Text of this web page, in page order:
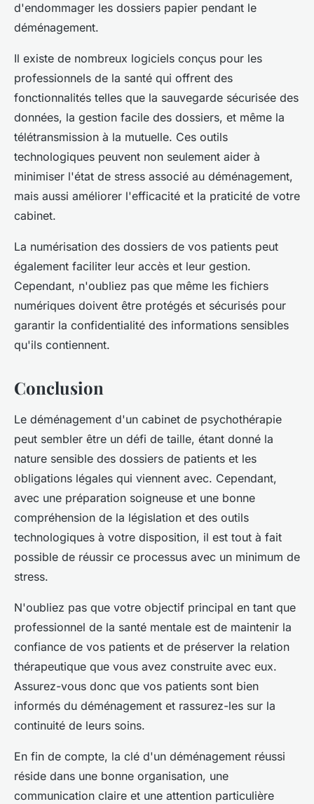
d'endommager les dossiers papier pendant le
déménagement.
Il existe de nombreux logiciels conçus pour les
professionnels de la santé qui offrent des
fonctionnalités telles que la sauvegarde sécurisée des
données, la gestion facile des dossiers, et même la
télétransmission à la mutuelle. Ces outils
technologiques peuvent non seulement aider à
minimiser l'état de stress associé au déménagement,
mais aussi améliorer l'efficacité et la praticité de votre
cabinet.
La numérisation des dossiers de vos patients peut
également faciliter leur accès et leur gestion.
Cependant, n'oubliez pas que même les fichiers
numériques doivent être protégés et sécurisés pour
garantir la confidentialité des informations sensibles
qu'ils contiennent.
Conclusion
Le déménagement d'un cabinet de psychothérapie
peut sembler être un défi de taille, étant donné la
nature sensible des dossiers de patients et les
obligations légales qui viennent avec. Cependant,
avec une préparation soigneuse et une bonne
compréhension de la législation et des outils
technologiques à votre disposition, il est tout à fait
possible de réussir ce processus avec un minimum de
stress.
N'oubliez pas que votre objectif principal en tant que
professionnel de la santé mentale est de maintenir la
confiance de vos patients et de préserver la relation
thérapeutique que vous avez construite avec eux.
Assurez-vous donc que vos patients sont bien
informés du déménagement et rassurez-les sur la
continuité de leurs soins.
En fin de compte, la clé d'un déménagement réussi
réside dans une bonne organisation, une
communication claire et une attention particulière